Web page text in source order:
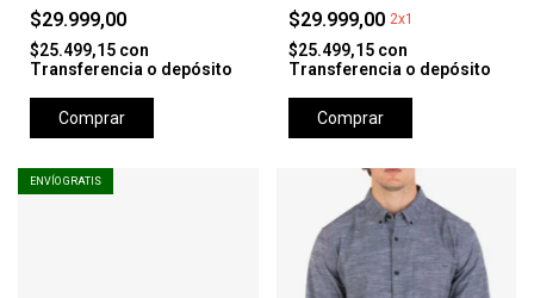
$29.999,00
$25.499,15 con
Transferencia o depósito
Comprar
$29.999,00 2x1
$25.499,15 con
Transferencia o depósito
Comprar
ENVÍO GRATIS